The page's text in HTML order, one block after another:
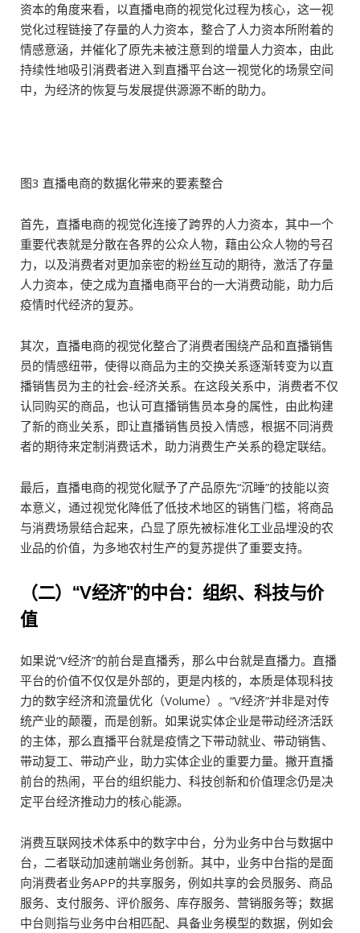
资本的角度来看，以直播电商的视觉化过程为核心，这一视
觉化过程链接了存量的人力资本，整合了人力资本所附着的
情感意涵，并催化了原先未被注意到的增量人力资本，由此
持续性地吸引消费者进入到直播平台这一视觉化的场景空间
中，为经济的恢复与发展提供源源不断的助力。
图3 直播电商的数据化带来的要素整合
首先，直播电商的视觉化连接了跨界的人力资本，其中一个
重要代表就是分散在各界的公众人物，藉由公众人物的号召
力，以及消费者对更加亲密的粉丝互动的期待，激活了存量
人力资本，使之成为直播电商平台的一大消费动能，助力后
疫情时代经济的复苏。
其次，直播电商的视觉化整合了消费者围绕产品和直播销售
员的情感纽带，使得以商品为主的交换关系逐渐转变为以直
播销售员为主的社会-经济关系。在这段关系中，消费者不仅
认同购买的商品，也认可直播销售员本身的属性，由此构建
了新的商业关系，即让直播销售员投入情感，根据不同消费
者的期待来定制消费话术，助力消费生产关系的稳定联结。
最后，直播电商的视觉化赋予了产品原先“沉睡”的技能以资
本意义，通过视觉化降低了低技术地区的销售门槛，将商品
与消费场景结合起来，凸显了原先被标准化工业品埋没的农
业品的价值，为多地农村生产的复苏提供了重要支持。
（二）“V经济”的中台：组织、科技与价
值
如果说“V经济”的前台是直播秀，那么中台就是直播力。直播
平台的价值不仅仅是外部的，更是内核的，本质是体现科技
力的数字经济和流量优化（Volume）。“V经济”并非是对传
统产业的颠覆，而是创新。如果说实体企业是带动经济活跃
的主体，那么直播平台就是疫情之下带动就业、带动销售、
带动复工、带动产业，助力实体企业的重要力量。撇开直播
前台的热闹，平台的组织能力、科技创新和价值理念仍是决
定平台经济推动力的核心能源。
消费互联网技术体系中的数字中台，分为业务中台与数据中
台，二者联动加速前端业务创新。其中，业务中台指的是面
向消费者业务APP的共享服务，例如共享的会员服务、商品
服务、支付服务、评价服务、库存服务、营销服务等；数据
中台则指与业务中台相匹配、具备业务模型的数据，例如会